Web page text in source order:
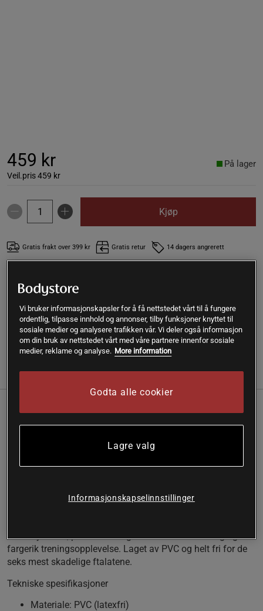
459 kr
Veil.pris459 kr
På lager
Kjøp
Gratis frakt over 399 kr Gratis retur 14 dagers angrerett
energiske treningsøkter.
Les mer
Informasjon
Gaiam Vivid Zest 4mm Classic Printed Yoga Mat – Fargerik
design for inspirerende trening
Livlig mønster som gir energi til treningen
Fri for seks skadelige ftalater
fargerik treningsopplevelse. Laget av PVC og helt fri for de
seks mest skadelige ftalatene.
Tekniske spesifikasjoner
Materiale: PVC (latexfri)
Vi bruker informasjonskapsler for å få nettstedet vårt til å fungere
ordentlig, tilpasse innhold og annonser, tilby funksjoner knyttet til
sosiale medier og analysere trafikken vår. Vi deler også informasjon
om din bruk av nettstedet vårt med våre partnere innenfor sosiale
medier, reklame og analyse. More information
Godta alle cookier
Lagre valg
Informasjonskapselinnstillinger